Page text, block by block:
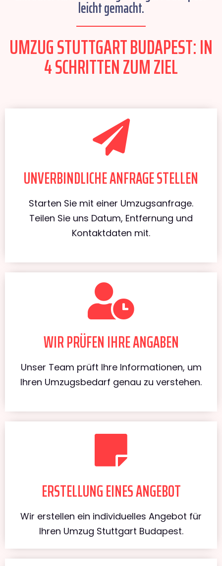
leicht gemacht.
UMZUG STUTTGART BUDAPEST: IN
4 SCHRITTEN ZUM ZIEL
UNVERBINDLICHE ANFRAGE STELLEN
Starten Sie mit einer Umzugsanfrage.
Teilen Sie uns Datum, Entfernung und
Kontaktdaten mit.
WIR PRÜFEN IHRE ANGABEN
Unser Team prüft Ihre Informationen, um
Ihren Umzugsbedarf genau zu verstehen.
ERSTELLUNG EINES ANGEBOT
Wir erstellen ein individuelles Angebot für
Ihren Umzug Stuttgart Budapest.